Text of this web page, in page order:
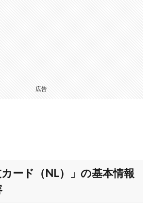
広告
カード（NL）」の基本情報